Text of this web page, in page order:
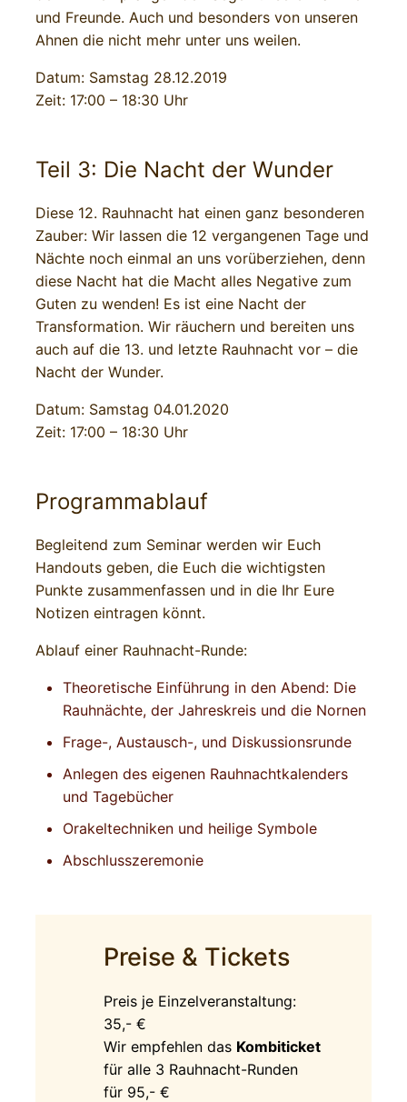
und Freunde. Auch und besonders von unseren
Ahnen die nicht mehr unter uns weilen.
Datum: Samstag 28.12.2019
Zeit: 17:00 – 18:30 Uhr
Teil 3: Die Nacht der Wunder
Diese 12. Rauhnacht hat einen ganz besonderen
Zauber: Wir lassen die 12 vergangenen Tage und
Nächte noch einmal an uns vorüberziehen, denn
diese Nacht hat die Macht alles Negative zum
Guten zu wenden! Es ist eine Nacht der
Transformation. Wir räuchern und bereiten uns
auch auf die 13. und letzte Rauhnacht vor – die
Nacht der Wunder.
Datum: Samstag 04.01.2020
Zeit: 17:00 – 18:30 Uhr
Programmablauf
Begleitend zum Seminar werden wir Euch
Handouts geben, die Euch die wichtigsten
Punkte zusammenfassen und in die Ihr Eure
Notizen eintragen könnt.
Ablauf einer Rauhnacht-Runde:
Theoretische Einführung in den Abend: Die
Rauhnächte, der Jahreskreis und die Nornen
Frage-, Austausch-, und Diskussionsrunde
Anlegen des eigenen Rauhnachtkalenders
und Tagebücher
Orakeltechniken und heilige Symbole
Abschlusszeremonie
Preise & Tickets
Preis je Einzelveranstaltung:
35,- €
Wir empfehlen das Kombiticket
für alle 3 Rauhnacht-Runden
für 95,- €